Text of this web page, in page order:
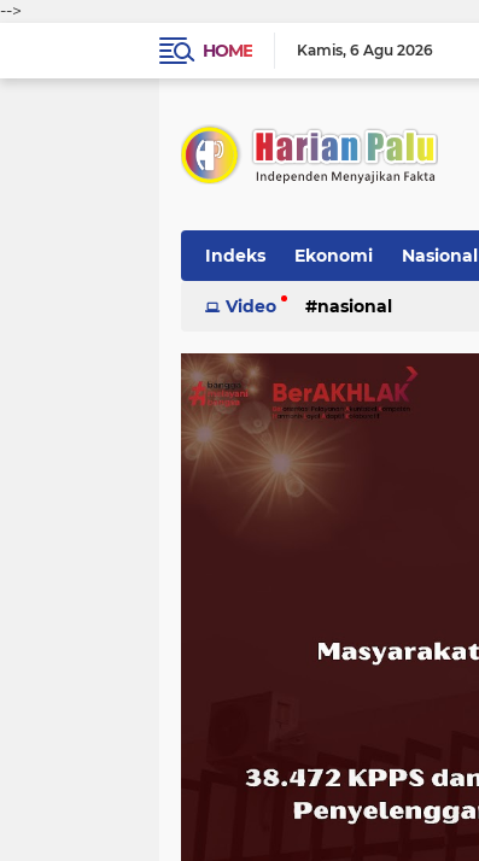
-->
HOME
Kamis 6 Agu 2026
Indeks Ekonomi Nasional
Video nasional